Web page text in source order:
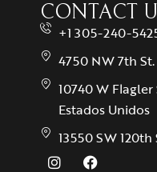
CONTACT
+1 305-240-
4750 NW 7th
10740 W Flagler
Estados Unidos
13550 SW